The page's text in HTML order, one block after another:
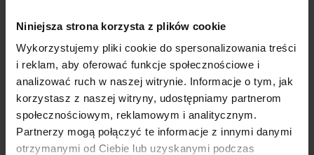
Niniejsza strona korzysta z plików cookie
Wykorzystujemy pliki cookie do spersonalizowania treści
i reklam, aby oferować funkcje społecznościowe i
analizować ruch w naszej witrynie. Informacje o tym, jak
korzystasz z naszej witryny, udostępniamy partnerom
społecznościowym, reklamowym i analitycznym.
Partnerzy mogą połączyć te informacje z innymi danymi
otrzymanymi od Ciebie lub uzyskanymi podczas
Projekt jest częścią wystawy„Synantropy. Czego
podczas tegorocznej edycji festiwalu Gdynia Design
Days 2024.